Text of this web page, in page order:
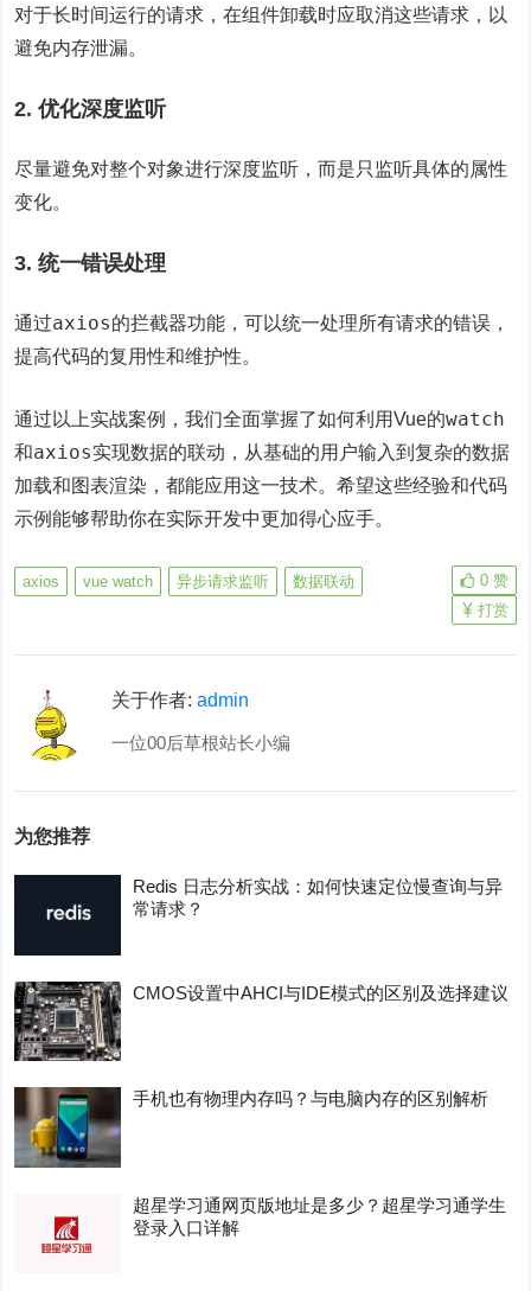
对于长时间运行的请求，在组件卸载时应取消这些请求，以
避免内存泄漏。
2. 优化深度监听
尽量避免对整个对象进行深度监听，而是只监听具体的属性
变化。
3. 统一错误处理
通过axios的拦截器功能，可以统一处理所有请求的错误，
提高代码的复用性和维护性。
通过以上实战案例，我们全面掌握了如何利用Vue的watch
和axios实现数据的联动，从基础的用户输入到复杂的数据
加载和图表渲染，都能应用这一技术。希望这些经验和代码
示例能够帮助你在实际开发中更加得心应手。
axios vue watch 异步请求监听 数据联动 0 赞
打赏
关于作者:admin
一位00后草根站长小编
为您推荐
Redis 日志分析实战：如何快速定位慢查询与异
常请求？
CMOS设置中AHCI与IDE模式的区别及选择建议
手机也有物理内存吗？与电脑内存的区别解析
超星学习通网页版地址是多少？超星学习通学生
登录入口详解